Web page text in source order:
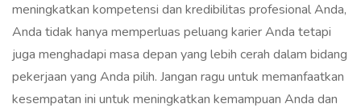
meningkatkan kompetensi dan kredibilitas profesional Anda,
Anda tidak hanya memperluas peluang karier Anda tetapi
juga menghadapi masa depan yang lebih cerah dalam bidang
pekerjaan yang Anda pilih. Jangan ragu untuk memanfaatkan
kesempatan ini untuk meningkatkan kemampuan Anda dan